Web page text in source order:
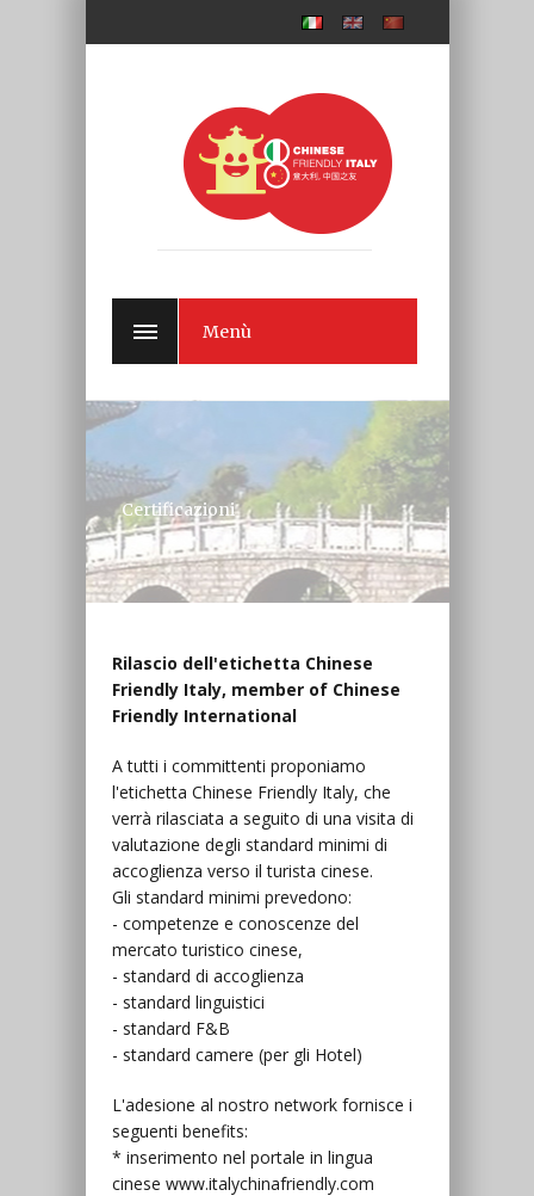
Menù
Certificazioni
Rilascio dell'etichetta Chinese
Friendly Italy, member of Chinese
Friendly International
A tutti i committenti proponiamo
l'etichetta Chinese Friendly Italy, che
verrà rilasciata a seguito di una visita di
valutazione degli standard minimi di
accoglienza verso il turista cinese.
Gli standard minimi prevedono:
- competenze e conoscenze del
mercato turistico cinese,
- standard di accoglienza
- standard linguistici
- standard F&B
- standard camere (per gli Hotel)
L'adesione al nostro network fornisce i
seguenti benefits:
* inserimento nel portale in lingua
cinese www.italychinafriendly.com